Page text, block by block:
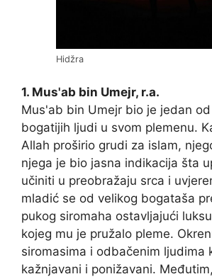
Hidžra
1. Mus'ab bin Umejr, r.a.
Mus'ab bin Umejr bio je jedan
bogatijih ljudi u svom plemenu.
Allah proširio grudi za islam,
njega je bio jasna indikacija šta
učiniti u preobražaju srca i
mladić se od velikog bogataša
pukog siromaha ostavljajući
kojeg mu je pružalo pleme.
siromasima i odbačenim ljudima
kažnjavani i ponižavani.